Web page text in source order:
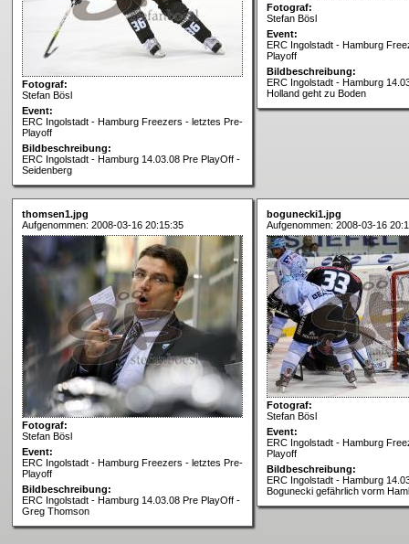
Fotograf:
Stefan Bösl
Event:
ERC Ingolstadt - Hamburg Freezers - letztes Pre-
Playoff
Bildbeschreibung:
ERC Ingolstadt - Hamburg 14.03.08 Pre PlayOff -
Seidenberg
Fotograf:
Stefan Bösl
Event:
ERC Ingolstadt - Hamburg
Playoff
Bildbeschreibung:
ERC Ingolstadt - Hamburg
Holland geht zu Boden
thomsen1.jpg
Aufgenommen: 2008-03-16 20:15:35
Fotograf:
Stefan Bösl
Event:
ERC Ingolstadt - Hamburg Freezers - letztes Pre-
Playoff
Bildbeschreibung:
ERC Ingolstadt - Hamburg 14.03.08 Pre PlayOff -
Greg Thomson
bogunecki1.jpg
Aufgenommen: 2008-03-16
Fotograf:
Stefan Bösl
Event:
ERC Ingolstadt - Hamburg
Playoff
Bildbeschreibung:
ERC Ingolstadt - Hamburg
Bogunecki gefährlich vorm